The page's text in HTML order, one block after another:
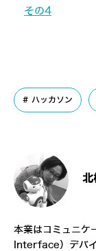
その4
ハッカソン
北
本業はコミュニ
Interface）デバ